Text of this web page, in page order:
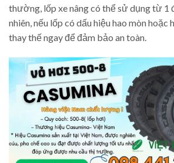
thường, lốp xe nâng có thể sử dụng từ 1
nhiên, nếu lốp có dấu hiệu hao mòn hoặc
thay thế ngay để đảm bảo an toàn.